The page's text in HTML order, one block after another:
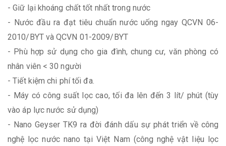
- Giữ lại khoáng chất tốt nhất trong nước
- Nước đầu ra đạt tiêu chuẩn nước uống ngay QCVN 06-
2010/BYT và QCVN 01-2009/BYT
- Phù hợp sử dụng cho gia đình, chung cư, văn phòng có
nhân viên < 30 người
- Tiết kiệm chi phí tối đa.
- Máy có công suất lọc cao, tối đa lên đến 3 lít/ phút (tùy
vào áp lực nước sử dụng)
- Nano Geyser TK9 ra đời đánh dấu sự phát triển về công
nghệ lọc nước nano tại Việt Nam (công nghệ vật liệu lọc